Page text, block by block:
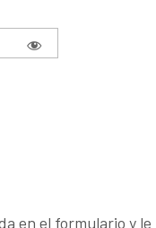
en el formulario y le